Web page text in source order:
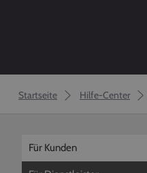
Startseite Hilfe-Center
Für Kunden